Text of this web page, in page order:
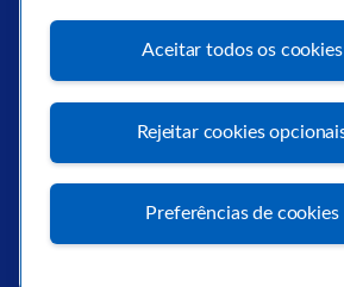
Editorias
Economia &
Aceitar todos os cookies
Rejeitar cookies
Preferências de cookies